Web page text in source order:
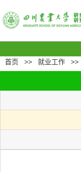
首页 >> 就业工作 >>